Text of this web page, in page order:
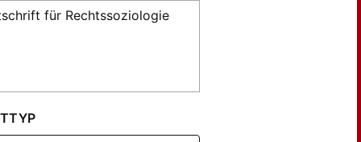
für Rechtssoziologie